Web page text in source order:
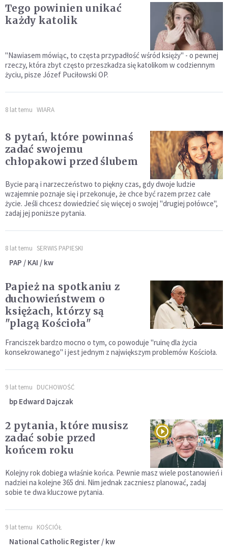
Tego powinien unikać
każdy katolik
"Nawiasem mówiąc, to częsta przypadłość wśród księży" - o pewnej
rzeczy, która zbyt często przeszkadza się katolikom w codziennym
życiu, pisze Józef Puciłowski OP.
8 lat temu WIARA
8 pytań, które powinnaś
zadać swojemu
chłopakowi przed ślubem
Bycie parą i narzeczeństwo to piękny czas, gdy dwoje ludzie
wzajemnie poznaje się i przekonuje, że chce być razem przez całe
życie. Jeśli chcesz dowiedzieć się więcej o swojej "drugiej połówce",
zadaj jej poniższe pytania.
8 lat temu SERWIS PAPIESKI
PAP / KAI / kw
Papież na spotkaniu z
duchowieństwem o
księżach, którzy są
"plagą Kościoła"
Franciszek bardzo mocno o tym, co powoduje "ruinę dla życia
konsekrowanego" i jest jednym z największym problemów Kościoła.
9 lat temu DUCHOWOŚĆ
bp Edward Dajczak
2 pytania, które musisz
zadać sobie przed
końcem roku
Kolejny rok dobiega właśnie końca. Pewnie masz wiele postanowień i
nadziei na kolejne 365 dni. Nim jednak zaczniesz planować, zadaj
sobie te dwa kluczowe pytania.
9 lat temu KOŚCIÓŁ
National Catholic Register / kw